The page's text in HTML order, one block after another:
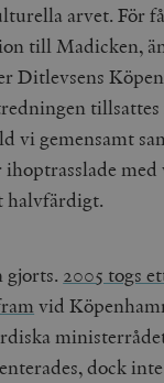
arvet. För
till Madicken,
Ditlevsens
vi gemensamt
halvfärdigt.
gjorts. 2005 togs
vid
dock